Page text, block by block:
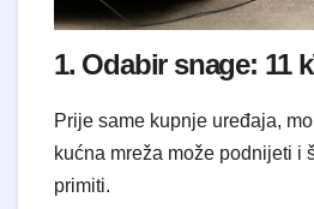
1. Odabir snage: 11
Prije same kupnje uređaja,
kućna mreža može podnijeti i
primiti.